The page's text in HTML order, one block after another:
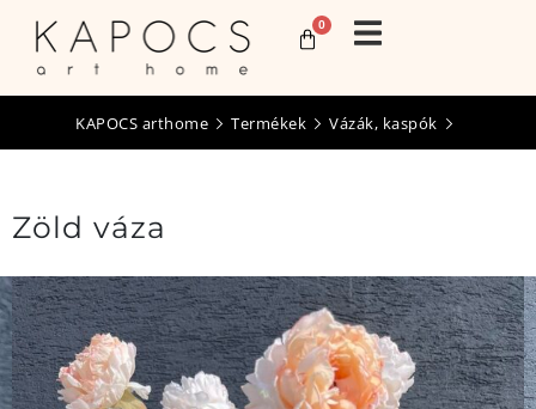
0
KAPOCS arthome Termékek Vázák, kaspók
Zöld váza